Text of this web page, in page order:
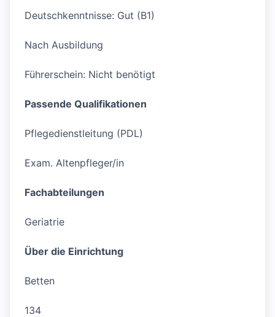
Deutschkenntnisse: Gut (B1)
Nach Ausbildung
Führerschein: Nicht benötigt
Passende Qualifikationen
Pflegedienstleitung (PDL)
Exam. Altenpfleger/in
Fachabteilungen
Geriatrie
Über die Einrichtung
Betten
134